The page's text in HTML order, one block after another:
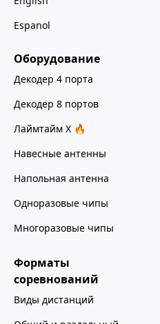
Espanol
Оборудование
Декодер 4 порта
Декодер 8 портов
Лаймтайм Х 🔥
Навесные антенны
Напольная антенна
Одноразовые чипы
Многоразовые чипы
Форматы
соревнований
Виды дистанций